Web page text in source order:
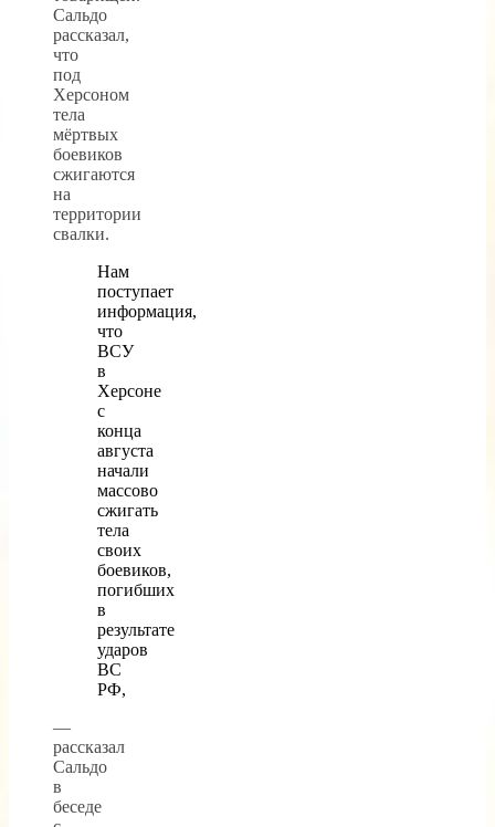
Сальдо
рассказал,
что
под
Херсоном
тела
мёртвых
боевиков
сжигаются
на
территории
свалки.
Нам
поступает
информация,
что
ВСУ
в
Херсоне
с
конца
августа
начали
массово
сжигать
тела
своих
боевиков,
погибших
в
результате
ударов
ВС
РФ,
—
рассказал
Сальдо
в
беседе